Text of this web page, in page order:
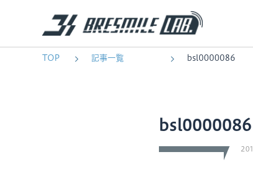
TOP 記事一覧 bsl0000086
bsl0000086